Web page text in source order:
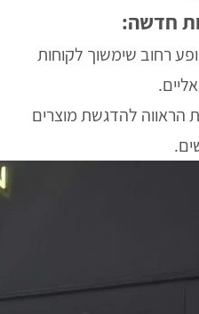
חדשה:
רחוב שימשוך לקוחות
הראווה להדגשת מוצרים